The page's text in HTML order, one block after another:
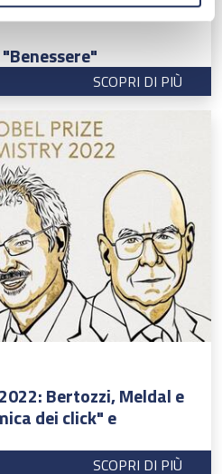
SCOPRI DI PIÙ
Bertozzi, Meldal e
dei click" e
SCOPRI DI PIÙ